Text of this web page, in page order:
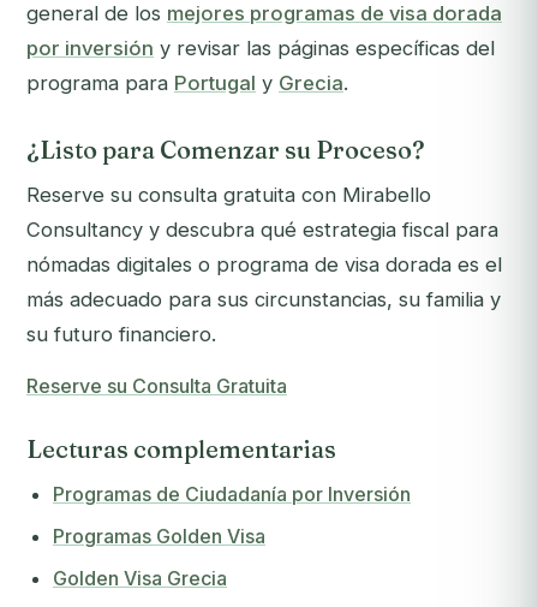
general de los mejores programas de visa dorada
por inversión y revisar las páginas específicas del
programa para Portugal y Grecia.
¿Listo para Comenzar su Proceso?
Reserve su consulta gratuita con Mirabello
Consultancy y descubra qué estrategia fiscal para
nómadas digitales o programa de visa dorada es el
más adecuado para sus circunstancias, su familia y
su futuro financiero.
Reserve su Consulta Gratuita
Lecturas complementarias
Programas de Ciudadanía por Inversión
Programas Golden Visa
Golden Visa Grecia